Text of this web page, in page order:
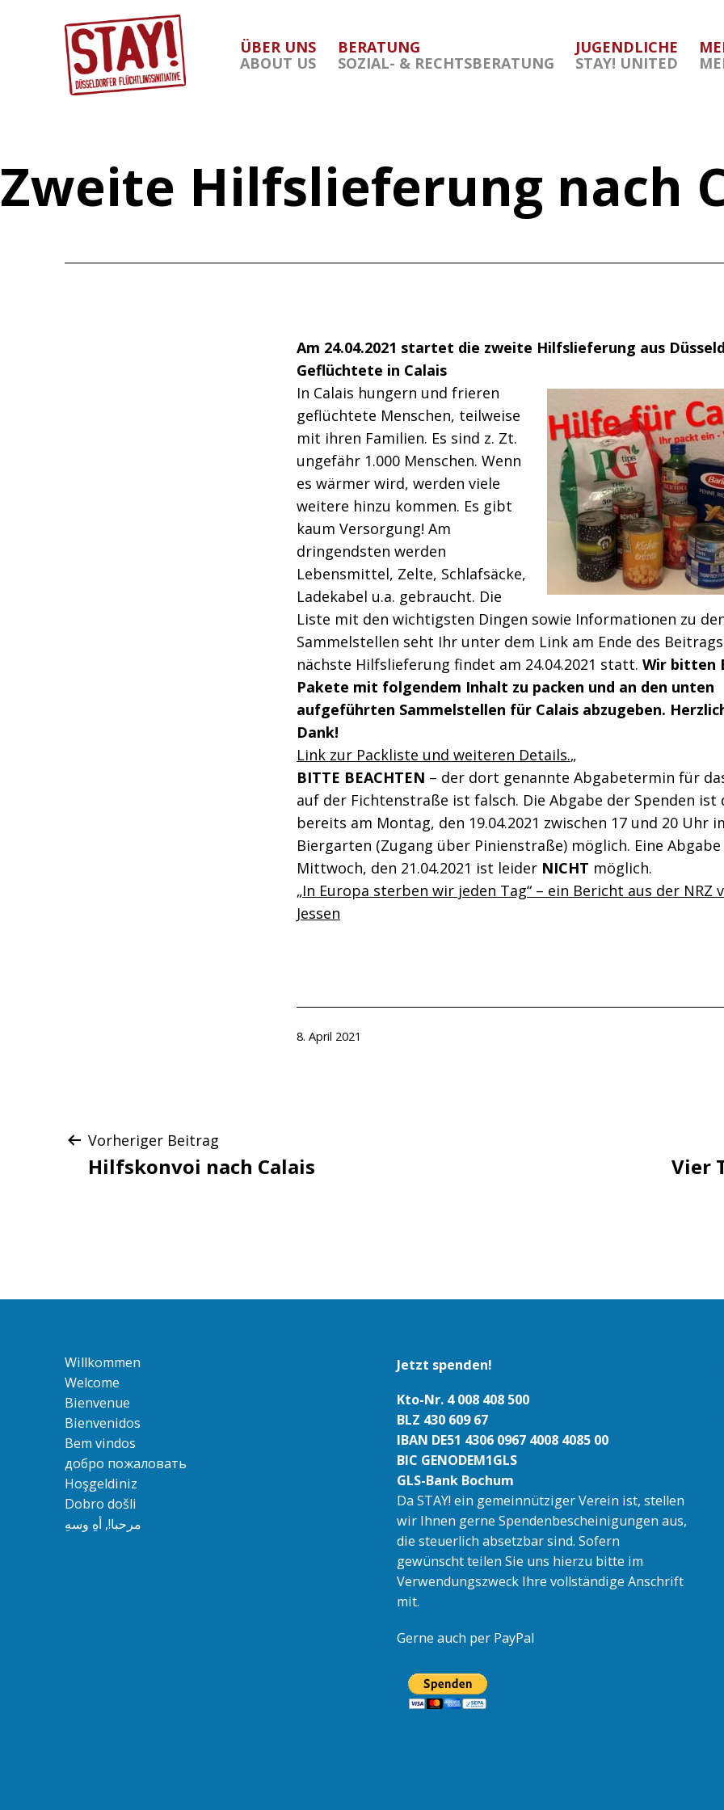
ÜBER UNS
ABOUT US
BERATUNG
SOZIAL- & RECHTSBERATUNG
JUGENDLICHE
STAY! UNITED
Zweite Hilfslieferung nach
Am 24.04.2021 startet die zweite Hilfslieferung aus
Geflüchtete in Calais
In Calais hungern und frieren
geflüchtete Menschen, teilweise
mit ihren Familien. Es sind z. Zt.
ungefähr 1.000 Menschen. Wenn
es wärmer wird, werden viele
weitere hinzu kommen. Es gibt
kaum Versorgung! Am
dringendsten werden
Lebensmittel, Zelte, Schlafsäcke,
Ladekabel u.a. gebraucht. Die
Liste mit den wichtigsten Dingen sowie Informationen zu
Sammelstellen seht Ihr unter dem Link am Ende des
nächste Hilfslieferung findet am 24.04.2021 statt. Wir bitten
Pakete mit folgendem Inhalt zu packen und an den unten
aufgeführten Sammelstellen für Calais abzugeben.
Dank!
Link zur Packliste und weiteren Details.„
BITTE BEACHTEN – der dort genannte Abgabetermin für
auf der Fichtenstraße ist falsch. Die Abgabe der Spenden ist
bereits am Montag, den 19.04.2021 zwischen 17 und 20 Uhr
Biergarten (Zugang über Pinienstraße) möglich. Eine Abgabe
Mittwoch, den 21.04.2021 ist leider NICHT möglich.
„In Europa sterben wir jeden Tag“ – ein Bericht aus der NRZ
Jessen
Veröffentlicht
8. April 2021
Beitragsnavigation
Vorheriger Beitrag
Hilfskonvoi nach Calais Vier
Willkommen
Welcome
Bienvenue
Bienvenidos
Bem vindos
добро пожаловать
Hoşgeldiniz
Dobro došli
مرحبا!, أهِ وسهِ
Jetzt spenden!
Kto-Nr. 4 008 408 500
BLZ 430 609 67
IBAN DE51 4306 0967 4008 4085 00
BIC GENODEM1GLS
GLS-Bank Bochum
Da STAY! ein gemeinnütziger Verein ist, stellen
wir Ihnen gerne Spendenbescheinigungen aus,
die steuerlich absetzbar sind. Sofern
gewünscht teilen Sie uns hierzu bitte im
Verwendungszweck Ihre vollständige Anschrift
mit.
Gerne auch per PayPal